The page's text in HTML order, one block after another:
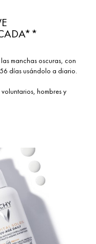
manchas oscuras, con
días usándolo a diario.
hombres y